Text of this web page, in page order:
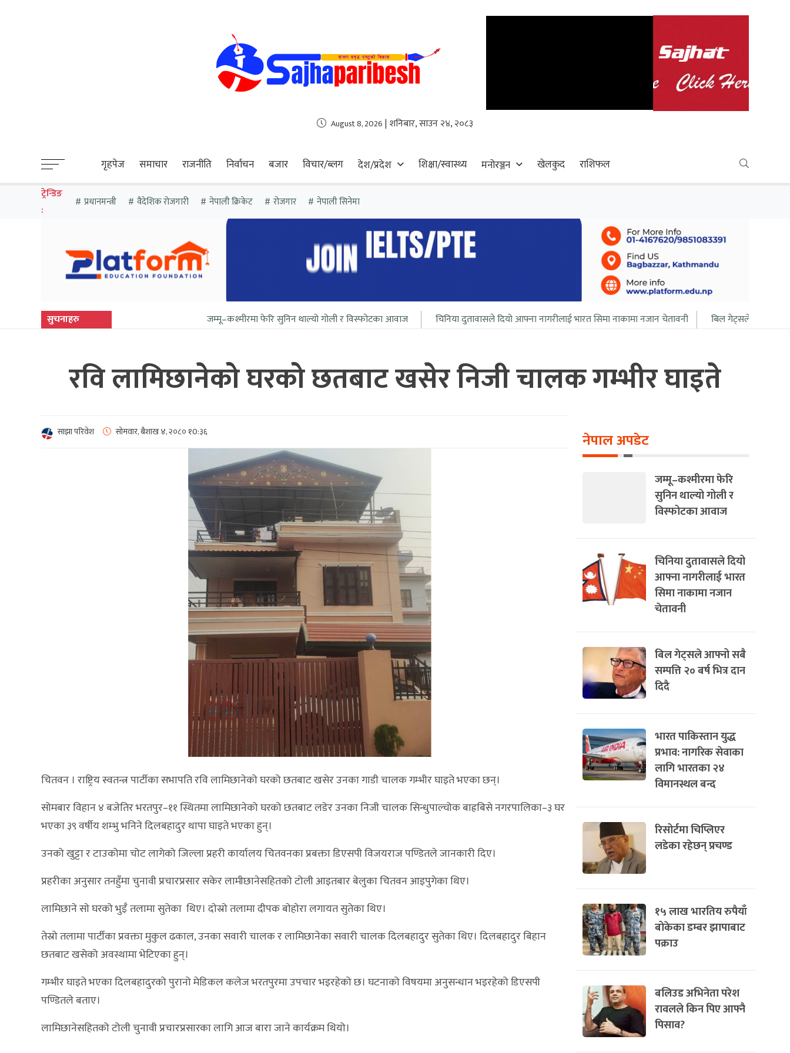
August 8, 2026 | शनिबार, साउन २४, २०८३
गृहपेज समाचार राजनीति निर्वाचन बजार विचार/ब्लग देश/प्रदेश शिक्षा/स्वास्थ्य मनोरञ्जन खेलकुद राशिफल
ट्रेन्डिङ
:
प्रधानमन्त्री वैदेशिक रोजगारी नेपाली क्रिकेट रोजगार नेपाली सिनेमा
सुचनाहरु जम्मू–कश्मीरमा फेरि सुनिन थाल्यो गोली र विस्फोटका आवाज चिनिया दुतावासले दियो आफ्ना नागरीलाई भारत सिमा नाकामा नजान चेतावनी बिल गेट्सले आफ्नो सबै सम्पत्ति २० बर्ष
रवि लामिछानेको घरको छतबाट खसेर निजी चालक गम्भीर घाइते
साझा परिवेश सोमवार, बैशाख ४, २०८० १0:३६
चितवन । राष्ट्रिय स्वतन्त्र पार्टीका सभापति रवि लामिछानेको घरको छतबाट खसेर उनका गाडी चालक गम्भीर घाइते भएका छन्।
सोमबार विहान ४ बजेतिर भरतपुर–११ स्थितमा लामिछानेको घरको छतबाट लडेर उनका निजी चालक सिन्धुपाल्चोक बाह्रबिसे नगरपालिका–३ घर
भएका ३९ वर्षीय शम्भु भनिने दिलबहादुर थापा घाइते भएका हुन्।
उनको खुट्टा र टाउकोमा चोट लागेको जिल्ला प्रहरी कार्यालय चितवनका प्रबक्ता डिएसपी विजयराज पण्डितले जानकारी दिए।
प्रहरीका अनुसार तनहुँमा चुनावी प्रचारप्रसार सकेर लामीछानेसहितको टोली आइतबार बेलुका चितवन आइपुगेका थिए।
लामिछाने साे घरको भुईँ तलामा सुतेका थिए। दाेस्रो तलामा दीपक बाेहाेरा लगायत सुतेका थिए।
तेस्रो तलामा पार्टीका प्रवक्ता मुकुल ढकाल, उनका सवारी चालक र लामिछानेका सवारी चालक दिलबहादुर सुतेका थिए। दिलबहादुर बिहान
छतबाट खसेको अवस्थामा भेटिएका हुन्।
गम्भीर घाइते भएका दिलबहादुरको पुरानो मेडिकल कलेज भरतपुरमा उपचार भइरहेको छ। घटनाको विषयमा अनुसन्धान भइरहेको डिएसपी
पण्डितले बताए।
लामिछानेसहितको टोली चुनावी प्रचारप्रसारका लागि आज बारा जाने कार्यक्रम थियो।
नेपाल अपडेट
जम्मू–कश्मीरमा फेरि
सुनिन थाल्यो गोली र
विस्फोटका आवाज
चिनिया दुतावासले दियो
आफ्ना नागरीलाई भारत
सिमा नाकामा नजान
चेतावनी
बिल गेट्सले आफ्नो सबै
सम्पत्ति २० बर्ष भित्र दान
दिदै
भारत पाकिस्तान युद्ध
प्रभाव: नागरिक सेवाका
लागि भारतका २४
विमानस्थल बन्द
रिसोर्टमा चिप्लिएर
लडेका रहेछन् प्रचण्ड
१५ लाख भारतिय रुपैयाँ
बोकेका डम्बर झापाबाट
पक्राउ
बलिउड अभिनेता परेश
रावलले किन पिए आफ्नै
पिसाव?